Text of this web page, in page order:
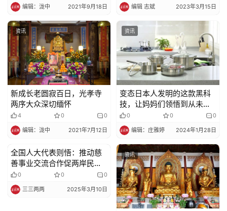
编辑：泷中 2021年9月18日 编辑 志斌 2023年3月15日
资讯
新成长老圆寂百日，光孝寺
两序大众深切缅怀
4 0 0
编辑：泷中 2021年7月12日
资讯
变态日本人发明的这款黑科
技，让妈妈们领悟到从未有
过的从未有过的粗暴体验！
0 0 0
编辑：庄雅婷 2024年1月28日
资讯
全国人大代表则悟：推动慈
善事业交流合作促两岸民心
相通
0 0 0
三三两两 2025年3月10日
资讯